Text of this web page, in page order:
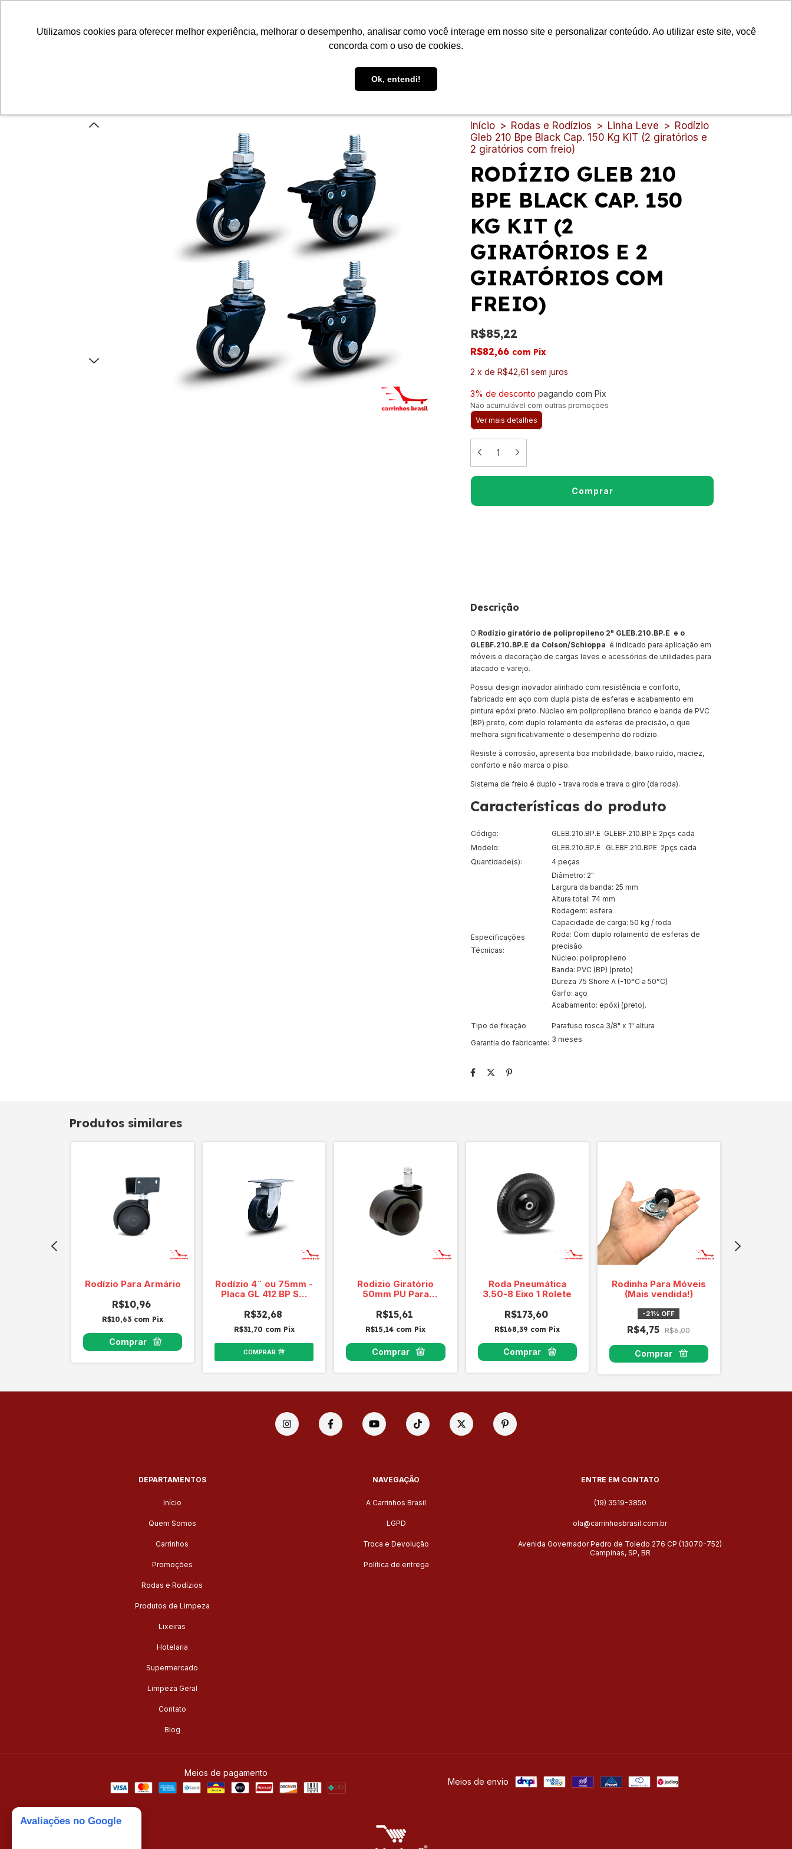
Utilizamos cookies para oferecer melhor experiência, melhorar o desempenho, analisar como você interage em nosso site e personalizar conteúdo. Ao utilizar este site, você
concorda com o uso de cookies.
Ok, entendi!
Olá!Faça login
Ou cadastre-se
PRODUTOS DE LIMPEZA
Início > Rodas e Rodízios > Linha Leve > Rodízio
Gleb 210 Bpe Black Cap. 150 Kg KIT (2 giratórios e
2 giratórios com freio)
RODÍZIO GLEB 210
BPE BLACK CAP. 150
KG KIT (2
GIRATÓRIOS E 2
GIRATÓRIOS COM
FREIO)
R$85,22
R$82,66 com Pix
2 x de R$42,61 sem juros
3% de desconto pagando com Pix
Não acumulável com outras promoções
Ver mais detalhes
Descrição
O Rodízio giratório de polipropileno 2" GLEB.210.BP.E e o
GLEBF.210.BP.E da Colson/Schioppa é indicado para aplicação em
móveis e decoração de cargas leves e acessórios de utilidades para
atacado e varejo.
Possui design inovador alinhado com resistência e conforto,
fabricado em aço com dupla pista de esferas e acabamento em
pintura epóxi preto. Núcleo em polipropileno branco e banda de PVC
(BP) preto, com duplo rolamento de esferas de precisão, o que
melhora significativamente o desempenho do rodízio.
Resiste à corrosão, apresenta boa mobilidade, baixo ruído, maciez,
conforto e não marca o piso.
Sistema de freio é duplo - trava roda e trava o giro (da roda).
Características do produto
Código:
GLEB.210.BP.E GLEBF.210.BP.E 2pçs cada
Modelo:
GLEB.210.BP.E GLEBF.210.BPE 2pçs cada
Quantidade(s):
4 peças
Especificações
Técnicas:
Diâmetro: 2"
Largura da banda: 25 mm
Altura total: 74 mm
Rodagem: esfera
Capacidade de carga: 50 kg / roda
Roda: Com duplo rolamento de esferas de
precisão
Núcleo: polipropileno
Banda: PVC (BP) (preto)
Dureza 75 Shore A (-10°C a 50°C)
Garfo: aço
Acabamento: epóxi (preto).
Tipo de fixação
Parafuso rosca 3/8" x 1" altura
Garantia do fabricante: 3 meses
Produtos similares
Rodízio Para Armário
R$10,96
R$10,63 com Pix
Rodízio 4¨ ou 75mm -
Placa GL 412 BP SM
R$32,68
R$31,70 com Pix
COMPRAR
Rodizio Giratório
50mm PU Para
O PISO
R$15,61
R$15,14 com Pix
Roda Pneumática
3.50-8 Eixo 1 Rolete
R$173,60
R$168,39 com Pix
Rodinha Para Móveis
(Mais vendida!)
-21% OFF
R$4,75 R$6,00
DEPARTAMENTOS
Início
Quem Somos
Carrinhos
Promoções
Rodas e Rodízios
Produtos de Limpeza
Lixeiras
Hotelaria
Supermercado
Limpeza Geral
Contato
Blog
NAVEGAÇÃO
A Carrinhos Brasil
LGPD
Troca e Devolução
Política de entrega
ENTRE EM CONTATO
(19) 3519-3850
ola@carrinhosbrasil.com.br
Avenida Governador Pedro de Toledo 276 CP (13070-752)
Campinas, SP, BR
Meios de pagamento
Meios de envio
Avaliações no Google